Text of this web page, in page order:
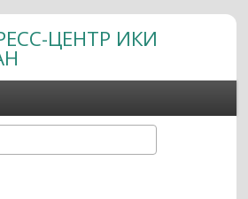
содержанию
ЦЕНТР ИКИ